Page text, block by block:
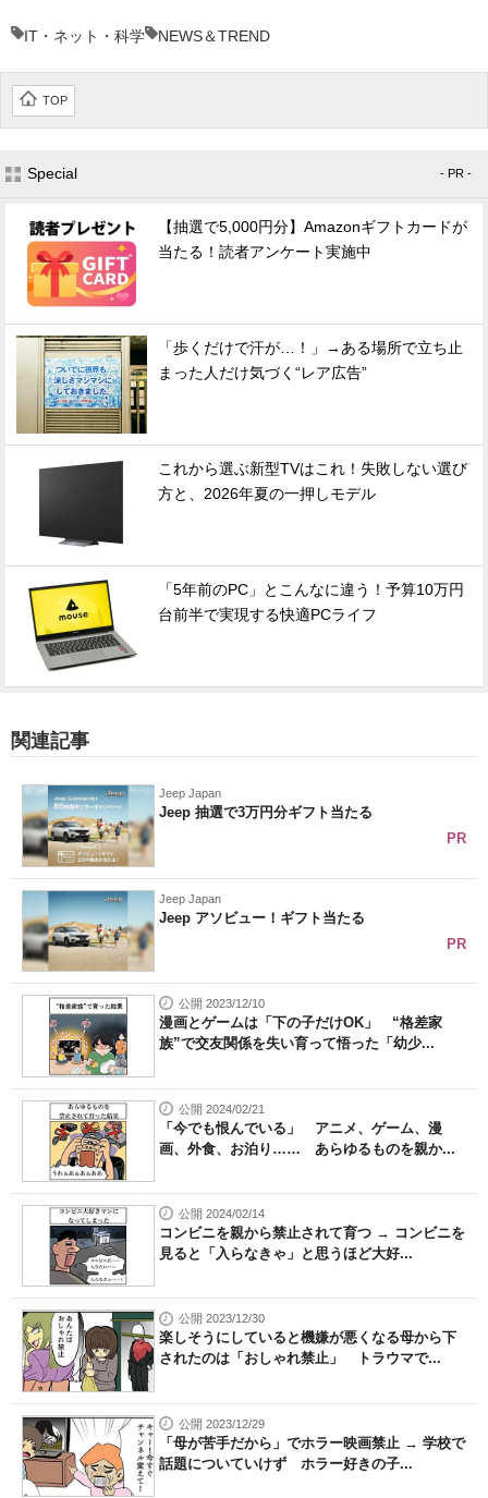
IT・ネット・科学 NEWS＆TREND
TOP
Special - PR -
【抽選で5,000円分】Amazonギフトカードが
当たる！読者アンケート実施中
「歩くだけで汗が…！」→ある場所で立ち止
まった人だけ気づく“レア広告”
これから選ぶ新型TVはこれ！失敗しない選び
方と、2026年夏の一押しモデル
「5年前のPC」とこんなに違う！予算10万円
台前半で実現する快適PCライフ
関連記事
Jeep Japan
Jeep 抽選で3万円分ギフト当たる
PR
Jeep Japan
Jeep アソビュー！ギフト当たる
PR
公開 2023/12/10
漫画とゲームは「下の子だけOK」 “格差家
族”で交友関係を失い育って悟った「幼少...
公開 2024/02/21
「今でも恨んでいる」 アニメ、ゲーム、漫
画、外食、お泊り…… あらゆるものを親か...
公開 2024/02/14
コンビニを親から禁止されて育つ → コンビニを
見ると「入らなきゃ」と思うほど大好...
公開 2023/12/30
楽しそうにしていると機嫌が悪くなる母から下
されたのは「おしゃれ禁止」 トラウマで...
公開 2023/12/29
「母が苦手だから」でホラー映画禁止 → 学校で
話題についていけず ホラー好きの子...